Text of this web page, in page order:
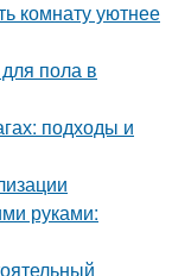
комнату уютнее
пола в
подходы и
руками: